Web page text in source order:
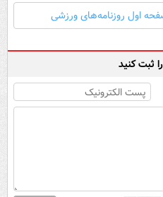
اول روزنامه‌های ورزشی
ثبت کنید